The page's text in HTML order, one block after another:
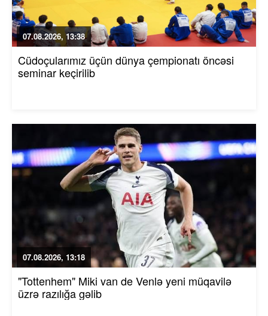
07.08.2026, 13:38
Cüdoçularımız üçün dünya çempionatı öncəsi
seminar keçirilib
07.08.2026, 13:18
"Tottenhem" Miki van de Venlə yeni müqavilə
üzrə razılığa gəlib